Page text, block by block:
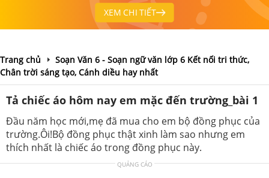
XEM CHI TIẾT
Trang chủ
Soạn Văn 6 - Soạn ngữ văn lớp 6 Kết nối tri thức,
Chân trời sáng tạo, Cánh diều hay nhất
Tả chiếc áo hôm nay em mặc đến trường_bài 1
Đầu năm học mới,mẹ đã mua cho em bộ đồng phục của
trường.Ôi!Bộ đồng phục thật xinh làm sao nhưng em
thích nhất là chiếc áo trong đồng phục này.
QUẢNG CÁO